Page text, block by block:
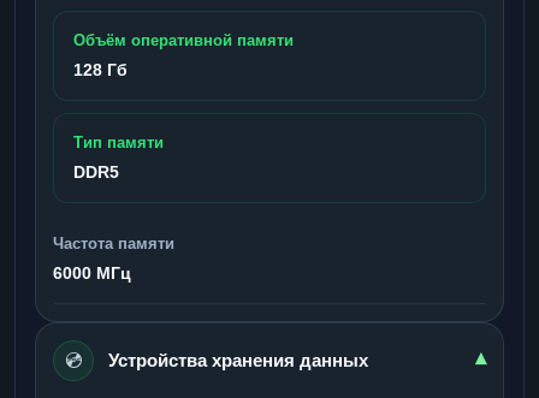
Объём оперативной памяти
128 Гб
Тип памяти
DDR5
Частота памяти
6000 МГц
💿 Устройства хранения данных ▾